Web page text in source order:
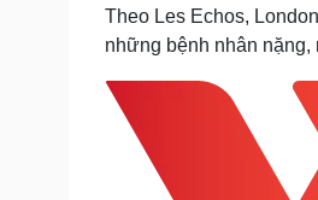
Tin nóng
Tư vấn luật
Sức khỏe
Dinh dưỡng - món ngon
Cây thuốc
Theo Les Echos,
những bệnh nhân